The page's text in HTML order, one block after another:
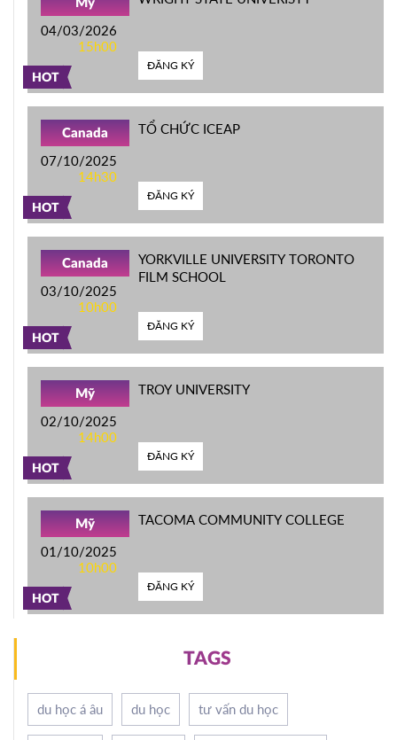
HOT
Mỹ
04/03/2026
15h00
ĐĂNG KÝ
HOT
Canada
07/10/2025
14h30
TỔ CHỨC ICEAP
ĐĂNG KÝ
HOT
Canada
03/10/2025
10h00
YORKVILLE UNIVERSITY TORONTO
FILM SCHOOL
ĐĂNG KÝ
HOT
Mỹ
02/10/2025
14h00
TROY UNIVERSITY
ĐĂNG KÝ
HOT
Mỹ
01/10/2025
10h00
TACOMA COMMUNITY COLLEGE
ĐĂNG KÝ
TAGS
du học á âu du học tư vấn du học